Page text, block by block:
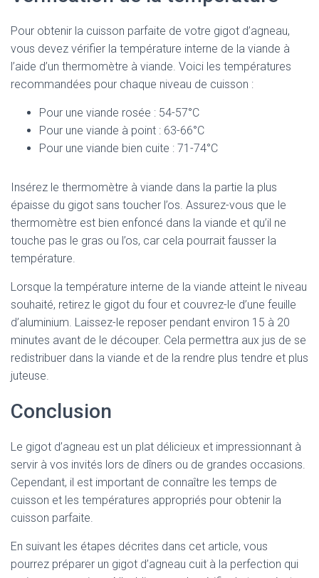
Pour obtenir la cuisson parfaite de votre gigot d’agneau,
vous devez vérifier la température interne de la viande à
l’aide d’un thermomètre à viande. Voici les températures
recommandées pour chaque niveau de cuisson :
Pour une viande rosée : 54-57°C
Pour une viande à point : 63-66°C
Pour une viande bien cuite : 71-74°C
Insérez le thermomètre à viande dans la partie la plus
épaisse du gigot sans toucher l’os. Assurez-vous que le
thermomètre est bien enfoncé dans la viande et qu’il ne
touche pas le gras ou l’os, car cela pourrait fausser la
température.
Lorsque la température interne de la viande atteint le niveau
souhaité, retirez le gigot du four et couvrez-le d’une feuille
d’aluminium. Laissez-le reposer pendant environ 15 à 20
minutes avant de le découper. Cela permettra aux jus de se
redistribuer dans la viande et de la rendre plus tendre et plus
juteuse.
Conclusion
Le gigot d’agneau est un plat délicieux et impressionnant à
servir à vos invités lors de dîners ou de grandes occasions.
Cependant, il est important de connaître les temps de
cuisson et les températures appropriés pour obtenir la
cuisson parfaite.
En suivant les étapes décrites dans cet article, vous
pourrez préparer un gigot d’agneau cuit à la perfection qui